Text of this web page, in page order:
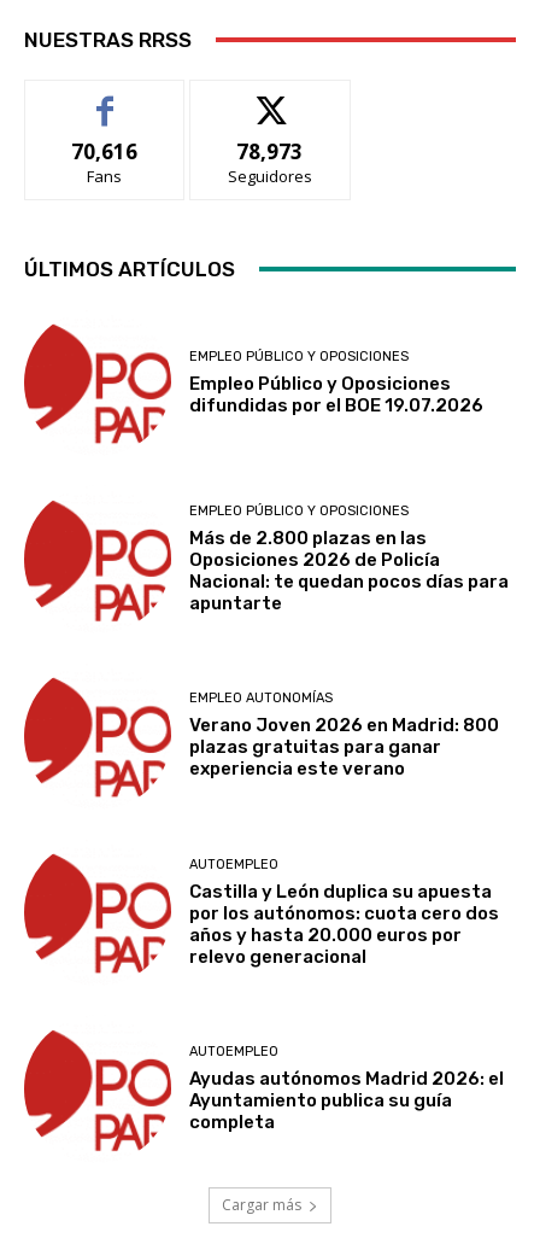
NUESTRAS RRSS
70,616
Fans
78,973
Seguidores
ÚLTIMOS ARTÍCULOS
EMPLEO PÚBLICO Y OPOSICIONES
Empleo Público y Oposiciones
difundidas por el BOE 19.07.2026
EMPLEO PÚBLICO Y OPOSICIONES
Más de 2.800 plazas en las
Oposiciones 2026 de Policía
Nacional: te quedan pocos días para
apuntarte
EMPLEO AUTONOMÍAS
Verano Joven 2026 en Madrid: 800
plazas gratuitas para ganar
experiencia este verano
AUTOEMPLEO
Castilla y León duplica su apuesta
por los autónomos: cuota cero dos
años y hasta 20.000 euros por
relevo generacional
AUTOEMPLEO
Ayudas autónomos Madrid 2026: el
Ayuntamiento publica su guía
completa
Cargar más